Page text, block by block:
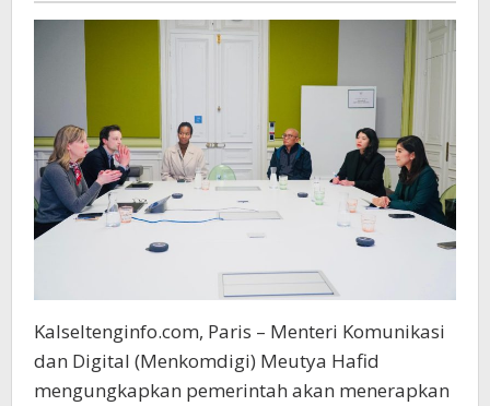
Kalseltenginfo.com, Paris – Menteri Komunikasi
dan Digital (Menkomdigi) Meutya Hafid
mengungkapkan pemerintah akan menerapkan